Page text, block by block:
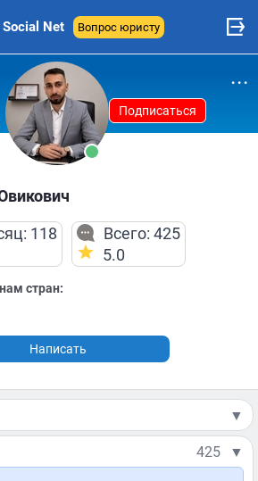
Social Net Вопрос юристу
Подписаться
...
118
Всего: 425
5.0
стран:
Написать
▼
425 ▼